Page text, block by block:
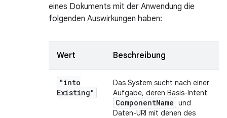
eines Dokuments mit der Anwendung die
folgenden Auswirkungen haben:
Wert Beschreibung
"into
Existing"
Das System sucht nach einer
Aufgabe, deren Basis-Intent
ComponentName und
Daten-URI mit denen des